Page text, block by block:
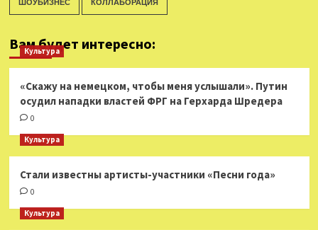
Вам будет интересно:
Культура
«Скажу на немецком, чтобы меня услышали». Путин
осудил нападки властей ФРГ на Герхарда Шредера
0
Культура
Стали известны артисты-участники «Песни года»
0
Культура